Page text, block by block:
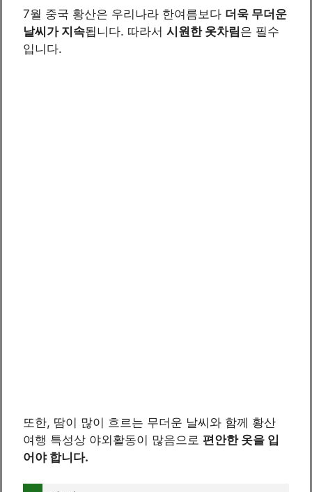
7월 중국 황산은 우리나라 한여름보다 더욱 무더운
날씨가 지속됩니다. 따라서 시원한 옷차림은 필수
입니다.
또한, 땀이 많이 흐르는 무더운 날씨와 함께 황산
여행 특성상 야외활동이 많음으로 편안한 옷을 입
어야 합니다.